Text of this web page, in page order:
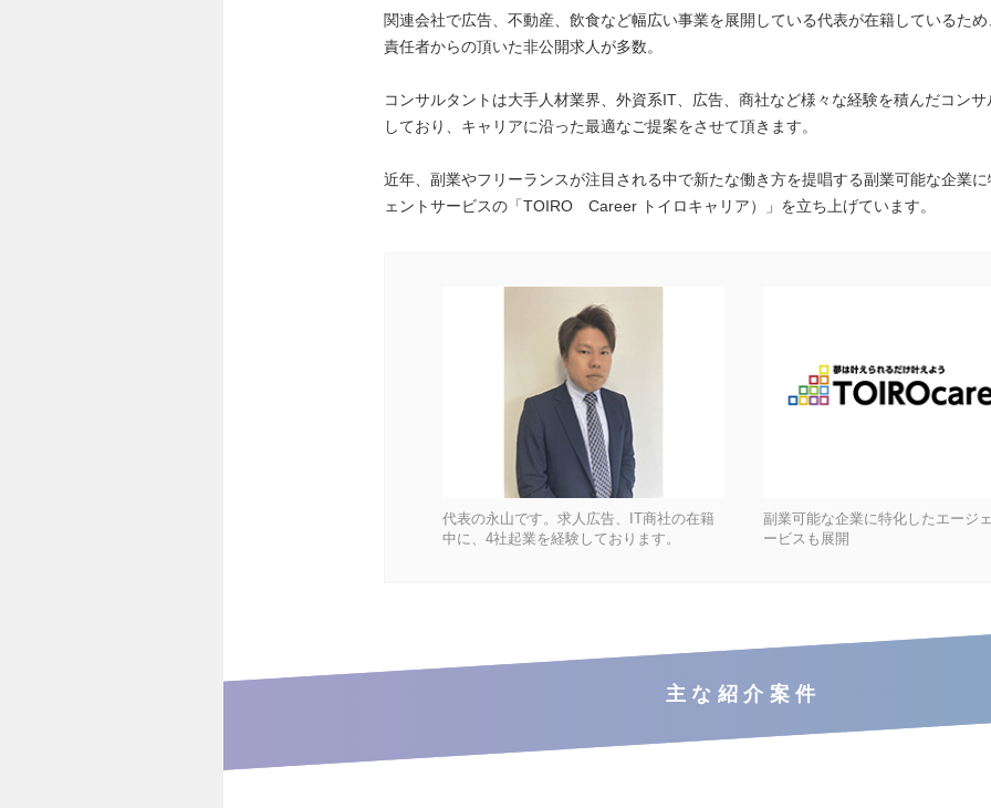
関連会社で広告、不動産、飲食など幅広い事業を展開している代表が在籍しているた
責任者からの頂いた非公開求人が多数。
コンサルタントは大手人材業界、外資系IT、広告、商社など様々な経験を積んだコン
しており、キャリアに沿った最適なご提案をさせて頂きます。
近年、副業やフリーランスが注目される中で新たな働き方を提唱する副業可能な企業
ェントサービスの「TOIRO Career トイロキャリア）」を立ち上げています。
代表の永山です。求人広告、IT商社の在籍
中に、4社起業を経験しております。
副業可能な企業に特化したエージ
ービスも展開
主な紹介案件